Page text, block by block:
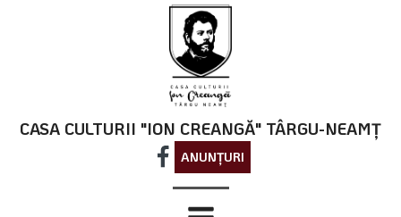
CASA CULTURII "ION CREANGĂ" TÂRGU-NEAMȚ
ANUNȚURI